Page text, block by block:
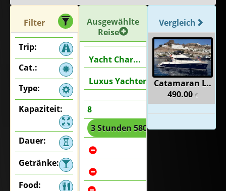
Filter
Trip:
Cat.:
Type:
Kapaziteit:
Dauer:
Getränke:
Food:
Ausgewählte
Reise
Yacht Char...
Luxus Yachten
8
3 Stunden 580€ , 4 Stunden 750
Vergleich
Catamaran L..
490.00 €